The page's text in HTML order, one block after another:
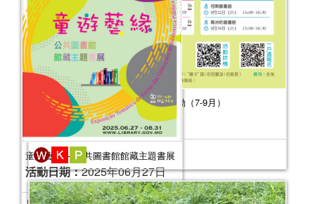
2026年“書香伴成長”親子閱讀推廣活動（7-9月）
活動日期：2026年07月04日
2025年“書香伴成長”親子閱讀推廣活動
（7-9月）
活動日期：2025年07月05日
報名結束